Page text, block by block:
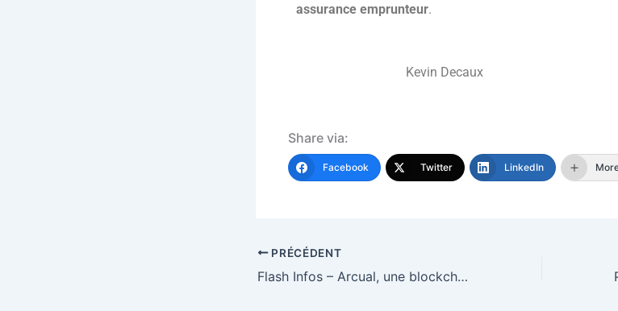
assurance emprunteur.
Kevin Decaux
Share via:
Facebook Twitter LinkedIn
PRÉCÉDENT
Flash Infos – Arcual, une blockchain dans le monde de l’art